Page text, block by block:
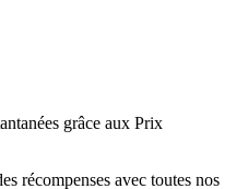
grâce aux Prix
récompenses avec toutes nos